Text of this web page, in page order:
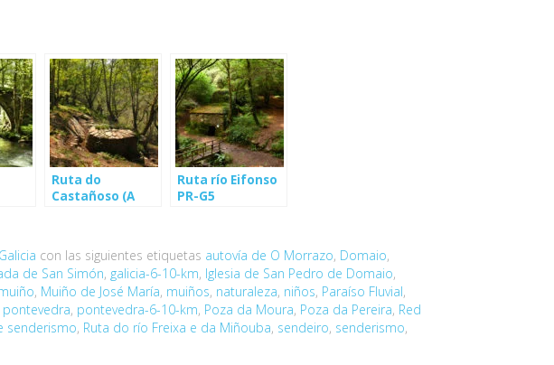
Ruta do
Castañoso (A
Ruta río Eifonso
PR-G5
Galicia con las siguientes etiquetas autovía de O Morrazo, Domaio,
de San Simón, galicia-6-10-km, Iglesia de San Pedro de Domaio,
, Muiño de José María, muiños, naturaleza, niños, Paraíso Fluvial,
pontevedra, pontevedra-6-10-km, Poza da Moura, Poza da Pereira, Red
senderismo, Ruta do río Freixa e da Miñouba, sendeiro, senderismo,